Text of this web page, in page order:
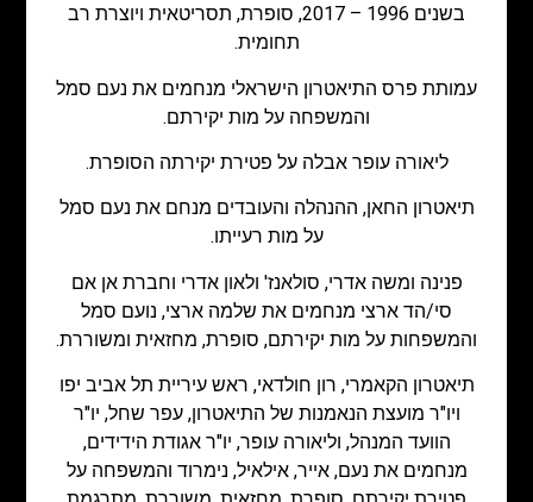
בשנים 1996 – 2017, סופרת, תסריטאית ויוצרת רב
תחומית.
עמותת פרס התיאטרון הישראלי מנחמים את נעם סמל
והמשפחה על מות יקירתם.
ליאורה עופר אבלה על פטירת יקירתה הסופרת.
תיאטרון החאן, ההנהלה והעובדים מנחם את נעם סמל
על מות רעייתו.
פנינה ומשה אדרי, סולאנז' ולאון אדרי וחברת אן אם
סי/הד ארצי מנחמים את שלמה ארצי, נועם סמל
והמשפחות על מות יקירתם, סופרת, מחזאית ומשוררת.
תיאטרון הקאמרי, רון חולדאי, ראש עיריית תל אביב יפו
ויו"ר מועצת הנאמנות של התיאטרון, עפר שחל, יו"ר
הוועד המנהל, וליאורה עופר, יו"ר אגודת הידידים,
מנחמים את נעם, אייר, אילאיל, נימרוד והמשפחה על